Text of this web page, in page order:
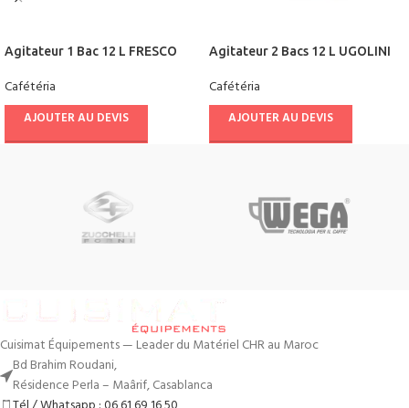
Agitateur 1 Bac 12 L FRESCO
Cafétéria
AJOUTER AU DEVIS
Agitateur 2 Bacs 12 L UGOLINI
Cafétéria
AJOUTER AU DEVIS
Cuisimat Équipements — Leader du Matériel CHR au Maroc
Bd Brahim Roudani,
Résidence Perla – Maârif, Casablanca